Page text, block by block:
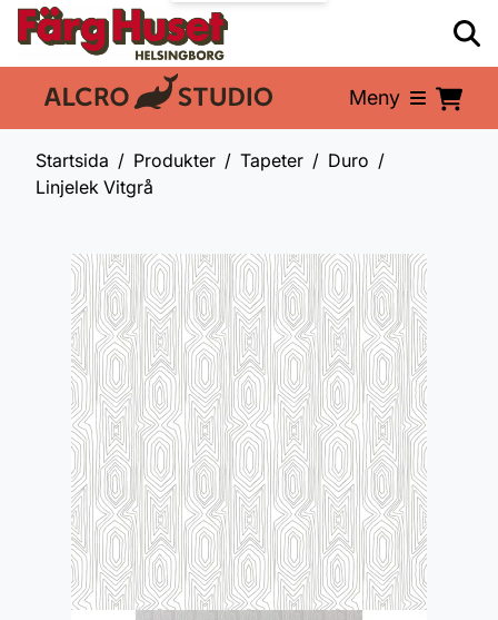
En del av: Meny
Startsida Produkter Tapeter
Duro
Linjelek Vitgrå